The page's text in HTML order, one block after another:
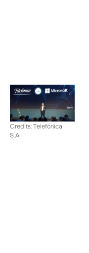
Credits: Telefónica
S.A.